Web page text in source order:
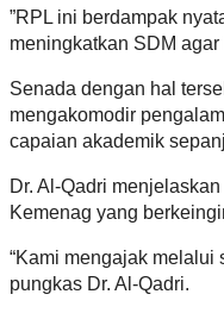
”RPL ini berdampak
meningkatkan SDM
Senada dengan hal
mengakomodir
capaian akademik
Dr. Al-Qadri
Kemenag yang
“Kami mengajak melalui
pungkas Dr. Al-Qadri.